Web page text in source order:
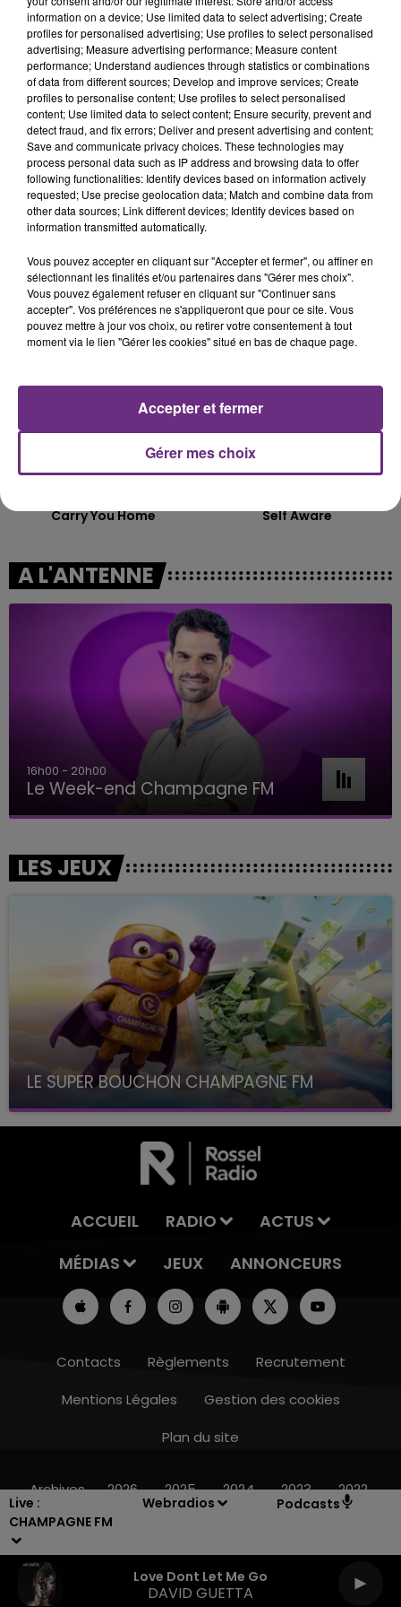
Live :
CHAMPAGNE FM
Webradios Podcasts
Love Dont Let Me Go
DAVID GUETTA
11h00 - 16h00
fermer ses portes.
TITRES DIFFUSÉS
18h44
18h44
DAVID GUETTA
Love Dont Let Me Go
18h42
18h42
MANON LISA
Le Petit Pecheur
18h39
18h39
Carry You Home
18h36
18h36
Self Aware
A L'ANTENNE
7h00 - 11h00
BEST OF
LES JEUX
LE SUPER BOUCHON CHAMPAGNE FM
avec La Famille Champagne FM, à 8H10
ACCUEIL RADIO
ACTUS
MÉDIAS
JEUX ANNONCEURS
Contacts Règlements
Recrutement
Mentions Légales
Gestion des cookies
Plan du site
Archives 2026 2025 2024 2023 2022
information on a device; Use limited data to select advertising; Create
profiles for personalised advertising; Use profiles to select personalised
advertising; Measure advertising performance; Measure content
performance; Understand audiences through statistics or combinations
of data from different sources; Develop and improve services; Create
profiles to personalise content; Use profiles to select personalised
content; Use limited data to select content; Ensure security, prevent and
detect fraud, and fix errors; Deliver and present advertising and content;
Save and communicate privacy choices. These technologies may
process personal data such as IP address and browsing data to offer
following functionalities: Identify devices based on information actively
requested; Use precise geolocation data; Match and combine data from
other data sources; Link different devices; Identify devices based on
information transmitted automatically.
Vous pouvez accepter en cliquant sur "Accepter et fermer", ou affiner en
sélectionnant les finalités et/ou partenaires dans "Gérer mes choix".
Vous pouvez également refuser en cliquant sur "Continuer sans
accepter". Vos préférences ne s'appliqueront que pour ce site. Vous
pouvez mettre à jour vos choix, ou retirer votre consentement à tout
moment via le lien "Gérer les cookies" situé en bas de chaque page.
Gérer mes choix
Accepter et fermer